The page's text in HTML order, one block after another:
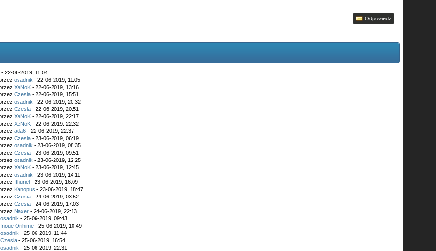
Odpowiedz
- 22-06-2019, 11:04
osadnik - 22-06-2019, 11:05
XeNoK - 22-06-2019, 13:16
Czesia - 22-06-2019, 15:51
osadnik - 22-06-2019, 20:32
Czesia - 22-06-2019, 20:51
XeNoK - 22-06-2019, 22:17
XeNoK - 22-06-2019, 22:32
ada6 - 22-06-2019, 22:37
Czesia - 23-06-2019, 06:19
osadnik - 23-06-2019, 08:35
Czesia - 23-06-2019, 09:51
osadnik - 23-06-2019, 12:25
XeNoK - 23-06-2019, 12:45
osadnik - 23-06-2019, 14:11
Ithuriel - 23-06-2019, 16:09
Kanopus - 23-06-2019, 18:47
Czesia - 24-06-2019, 03:52
Czesia - 24-06-2019, 17:03
Naxer - 24-06-2019, 22:13
osadnik - 25-06-2019, 09:43
Inoue Orihime - 25-06-2019, 10:49
osadnik - 25-06-2019, 11:44
Czesia - 25-06-2019, 16:54
osadnik - 25-06-2019, 22:31